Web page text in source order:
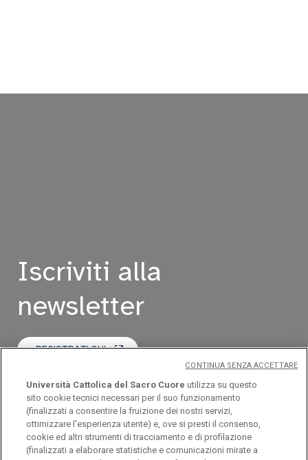
Iscriviti alla
newsletter
REGISTRATI QUI
LEGGI L'ULTIMO NUMERO
Università Cattolica del Sacro Cuore utilizza su questo
sito cookie tecnici necessari per il suo funzionamento
(finalizzati a consentire la fruizione dei nostri servizi,
ottimizzare l'esperienza utente) e, ove si presti il consenso,
cookie ed altri strumenti di tracciamento e di profilazione
(finalizzati a elaborare statistiche e comunicazioni mirate a
CONTINUA SENZA ACCETTARE